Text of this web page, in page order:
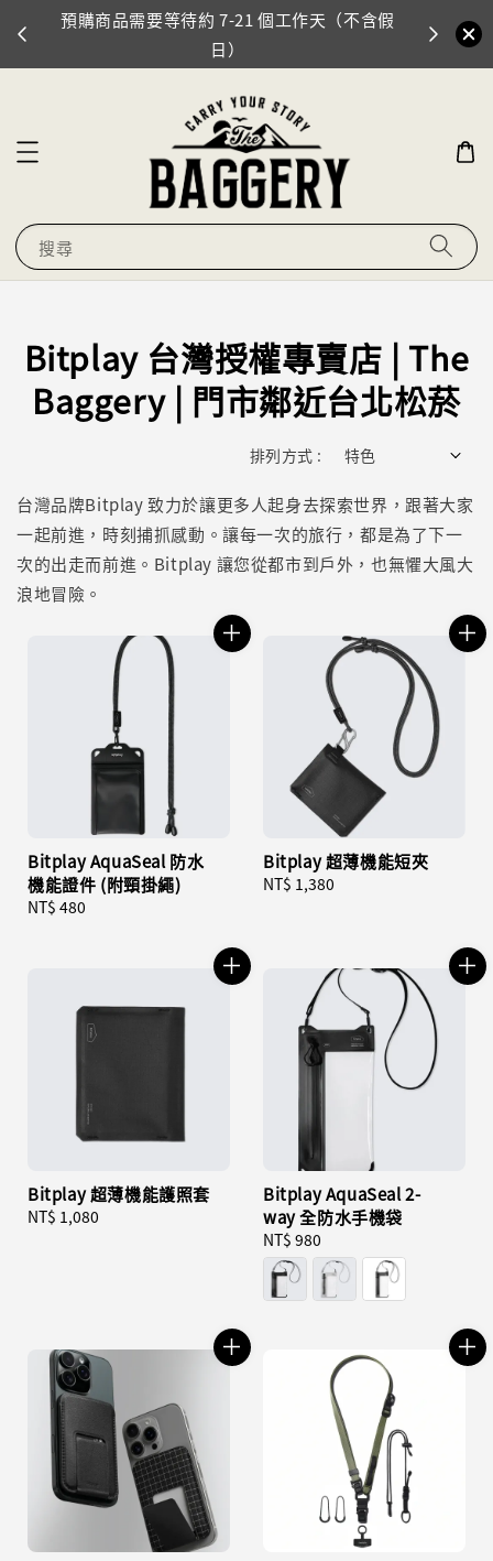
預購商品需要等待約 7-21 個工作天（不含假
日）
門市地
搜尋
Bitplay 台灣授權專賣店 | The
Baggery | 門市鄰近台北松菸
排列方式 :
台灣品牌Bitplay 致力於讓更多人起身去探索世界，跟著大家
一起前進，時刻捕抓感動。讓每一次的旅行，都是為了下一
次的出走而前進。Bitplay 讓您從都市到戶外，也無懼大風大
浪地冒險。
Bitplay AquaSeal 防水
機能證件 (附頸掛繩)
Regular
NT$ 480
Bitplay 超薄機能短夾
Regular
NT$ 1,380
Bitplay 超薄機能護照套
Regular
NT$ 1,080
Bitplay AquaSeal 2-
way 全防水手機袋
Regular
price
NT$ 980